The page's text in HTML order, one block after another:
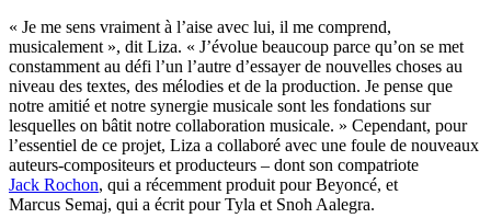
« Je me sens vraiment à l’aise avec lui, il me comprend,
musicalement », dit Liza. « J’évolue beaucoup parce qu’on se met
constamment au défi l’un l’autre d’essayer de nouvelles choses au
niveau des textes, des mélodies et de la production. Je pense que
notre amitié et notre synergie musicale sont les fondations sur
lesquelles on bâtit notre collaboration musicale. » Cependant, pour
l’essentiel de ce projet, Liza a collaboré avec une foule de nouveaux
auteurs-compositeurs et producteurs – dont son compatriote
Jack Rochon, qui a récemment produit pour Beyoncé, et
Marcus Semaj, qui a écrit pour Tyla et Snoh Aalegra.